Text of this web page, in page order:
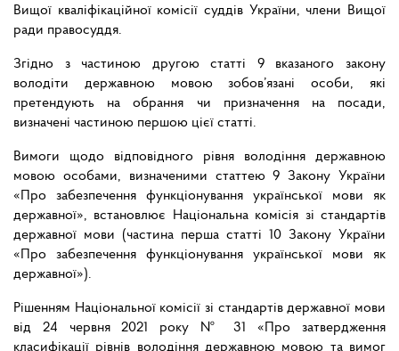
Вищої кваліфікаційної комісії суддів України, члени Вищої
ради правосуддя.
Згідно з частиною другою статті 9 вказаного закону
володіти державною мовою зобов’язані особи, які
претендують на обрання чи призначення на посади,
визначені частиною першою цієї статті.
Вимоги щодо відповідного рівня володіння державною
мовою особами, визначеними статтею 9 Закону України
«Про забезпечення функціонування української мови як
державної», встановлює Національна комісія зі стандартів
державної мови (частина перша статті 10 Закону України
«Про забезпечення функціонування української мови як
державної»).
Рішенням Національної комісії зі стандартів державної мови
від 24 червня 2021 року № 31 «Про затвердження
класифікації рівнів володіння державною мовою та вимог